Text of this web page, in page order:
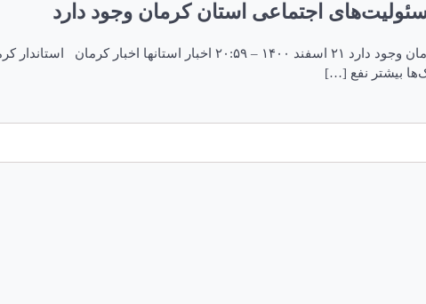
اجتماعی استان کرمان وجود دارد
استاندار کرمان: مقاومت شدیدی در ایجاد سازمان ساماندهی مسئولیت‌های اجتماعی استان کرمان
بیشتر نفع […]